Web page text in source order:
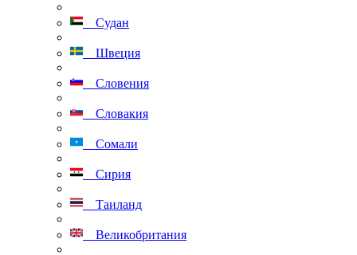
Судан
Швеция
Словения
Словакия
Сомали
Сирия
Таиланд
Великобритания